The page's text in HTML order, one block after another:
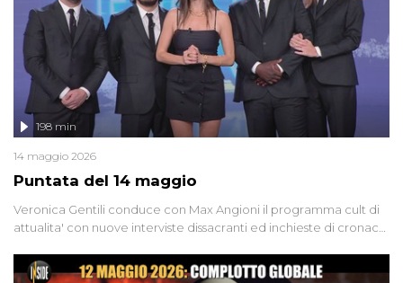
l'intervista inedita a Olindo Romano, realizzata ne...
Puntata del 14 maggio
198 min
14 maggio 2026
Veronica Gentili conduce con Max Angioni il programma cult di
attualita' con nuove interviste dissacranti ed inchieste di cronaca